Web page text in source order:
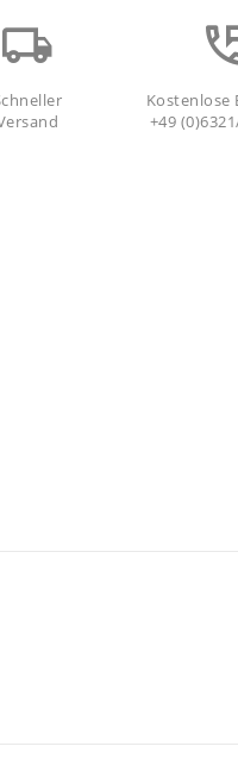
Kostenlose
+49